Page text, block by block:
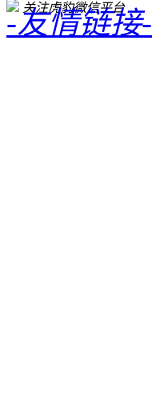
关注虎豹微信平台
-友情链接-